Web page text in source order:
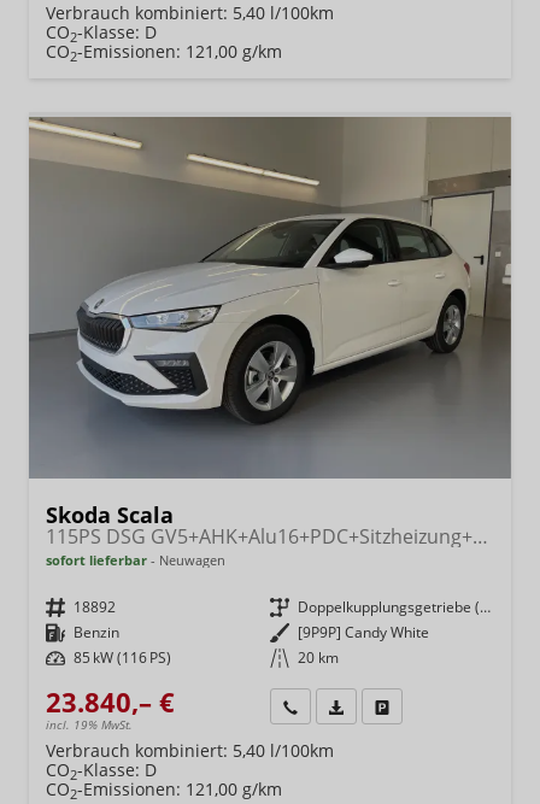
Verbrauch kombiniert: 5,40 l/100km
CO2-Klasse: D
CO2-Emissionen: 121,00 g/km
Skoda Scala
115PS DSG GV5+AHK+Alu16+PDC+Sitzheizung+App-Connect
sofort lieferbar Neuwagen
Fahrzeugnr. 18892 Getriebe
Doppelkupplungsgetriebe (DSG)
Kraftstoff Benzin Außenfarbe [9P9P] Candy White
Leistung 85 kW (116 PS) Kilometerstand 20 km
23.840,– €
incl. 19% MwSt.
Wir rufen Sie anFahrzeugexposé (PDF)
Verbrauch kombiniert: 5,40 l/100km
CO2-Klasse: D
CO2-Emissionen: 121,00 g/km